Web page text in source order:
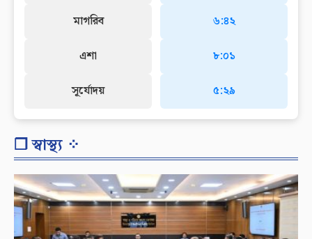
মাগরিব
এশা
সূর্যোদয়
৬:৪২
৮:০১
৫:২৯
❐ স্বাস্থ্য ⁘